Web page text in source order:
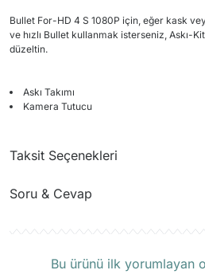
Bullet For-HD 4 S 1080P için, eğer kask
ve hızlı Bullet kullanmak isterseniz, Askı-Kit
düzeltin.
Askı Takımı
Kamera Tutucu
Taksit Seçenekleri
Soru & Cevap
Bu ürünü ilk yorumlayan